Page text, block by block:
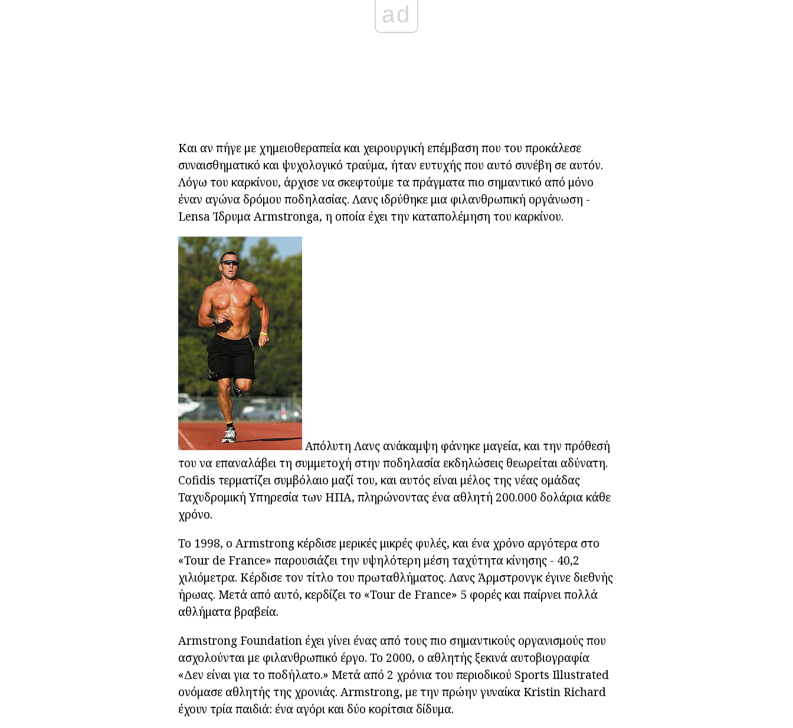
ad
Και αν πήγε με χημειοθεραπεία και χειρουργική επέμβαση που του προκάλεσε
συναισθηματικό και ψυχολογικό τραύμα, ήταν ευτυχής που αυτό συνέβη σε αυτόν.
Λόγω του καρκίνου, άρχισε να σκεφτούμε τα πράγματα πιο σημαντικό από μόνο
έναν αγώνα δρόμου ποδηλασίας. Λανς ιδρύθηκε μια φιλανθρωπική οργάνωση -
Lensa Ίδρυμα Armstronga, η οποία έχει την καταπολέμηση του καρκίνου.
Απόλυτη Λανς ανάκαμψη φάνηκε μαγεία, και την πρόθεσή
του να επαναλάβει τη συμμετοχή στην ποδηλασία εκδηλώσεις θεωρείται αδύνατη.
Cofidis τερματίζει συμβόλαιο μαζί του, και αυτός είναι μέλος της νέας ομάδας
Ταχυδρομική Υπηρεσία των ΗΠΑ, πληρώνοντας ένα αθλητή 200.000 δολάρια κάθε
χρόνο.
Το 1998, ο Armstrong κέρδισε μερικές μικρές φυλές, και ένα χρόνο αργότερα στο
«Tour de France» παρουσιάζει την υψηλότερη μέση ταχύτητα κίνησης - 40,2
χιλιόμετρα. Κέρδισε τον τίτλο του πρωταθλήματος. Λανς Άρμστρονγκ έγινε διεθνής
ήρωας. Μετά από αυτό, κερδίζει το «Tour de France» 5 φορές και παίρνει πολλά
αθλήματα βραβεία.
Armstrong Foundation έχει γίνει ένας από τους πιο σημαντικούς οργανισμούς που
ασχολούνται με φιλανθρωπικό έργο. Το 2000, ο αθλητής ξεκινά αυτοβιογραφία
«Δεν είναι για το ποδήλατο.» Μετά από 2 χρόνια του περιοδικού Sports Illustrated
ονόμασε αθλητής της χρονιάς. Armstrong, με την πρώην γυναίκα Kristin Richard
έχουν τρία παιδιά: ένα αγόρι και δύο κορίτσια δίδυμα.